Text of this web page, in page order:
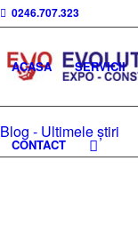
0246.707.323
ACASA SERVICII
CONTACT
Blog - Ultimele știri